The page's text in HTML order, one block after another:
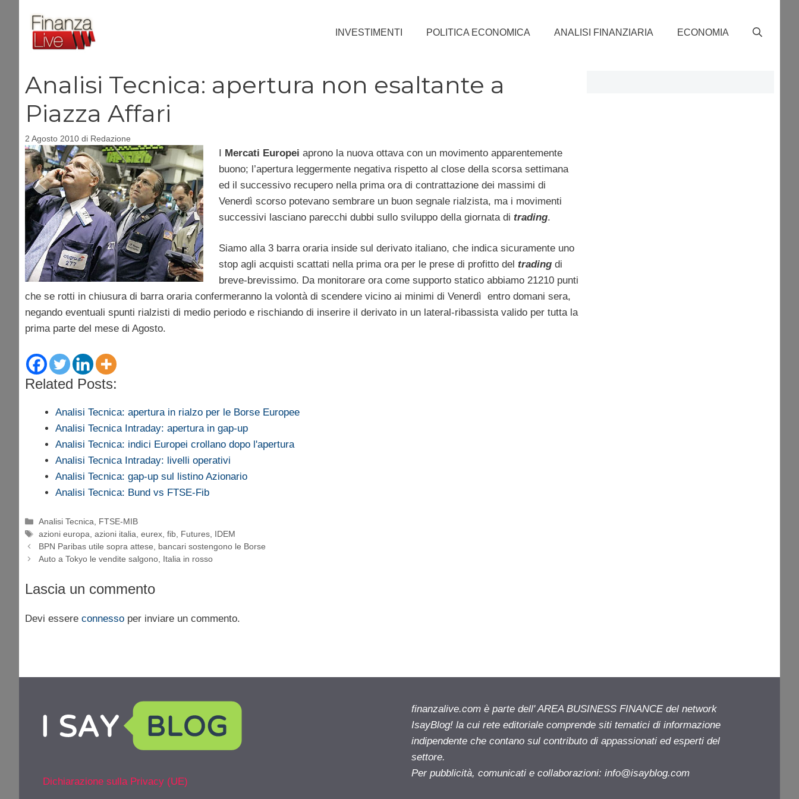
contenuto
INVESTIMENTI POLITICA ECONOMICA ANALISI FINANZIARIA ECONOMIA
Analisi Tecnica: apertura non esaltante a
Piazza Affari
2 Agosto 2010 di Redazione
I Mercati Europei aprono la nuova ottava con un movimento apparentemente
buono; l’apertura leggermente negativa rispetto al close della scorsa settimana
ed il successivo recupero nella prima ora di contrattazione dei massimi di
Venerdì scorso potevano sembrare un buon segnale rialzista, ma i movimenti
successivi lasciano parecchi dubbi sullo sviluppo della giornata di trading.
Siamo alla 3 barra oraria inside sul derivato italiano, che indica sicuramente uno
stop agli acquisti scattati nella prima ora per le prese di profitto del trading di
breve-brevissimo. Da monitorare ora come supporto statico abbiamo 21210 punti
che se rotti in chiusura di barra oraria confermeranno la volontà di scendere vicino ai minimi di Venerdì entro domani sera,
negando eventuali spunti rialzisti di medio periodo e rischiando di inserire il derivato in un lateral-ribassista valido per tutta la
prima parte del mese di Agosto.
Related Posts:
Analisi Tecnica: apertura in rialzo per le Borse Europee
Analisi Tecnica Intraday: apertura in gap-up
Analisi Tecnica: indici Europei crollano dopo l'apertura
Analisi Tecnica Intraday: livelli operativi
Analisi Tecnica: gap-up sul listino Azionario
Analisi Tecnica: Bund vs FTSE-Fib
Categorie
Analisi Tecnica
FTSE-MIB
Tag
azioni europa ,azioni italia ,eurex ,fib Futures IDEM
BPN Paribas utile sopra attese, bancari sostengono le Borse
Auto a Tokyo le vendite salgono, Italia in rosso
Lascia un commento
Devi essere connesso per inviare un commento.
Dichiarazione sulla Privacy (UE)
finanzalive.com è parte dell' AREA BUSINESS FINANCE del network
IsayBlog! la cui rete editoriale comprende siti tematici di informazione
indipendente che contano sul contributo di appassionati ed esperti del
settore.
Per pubblicità, comunicati e collaborazioni: info@isayblog.com